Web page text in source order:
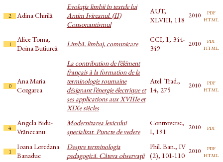
2 Adina Chirilă
Evoluția limbii în textele lui
Antim Ivireanul. (II)
Consonantismul
AUT,
XLVIII, 118 2010 pdf
html
1
Alice Toma,
Doina Butiurcă
Limbă, limbaj, comunicare
CCI, 1, 344-
349
2010 pdf
html
0
Ana Maria
Cozgarea
La contribution de l’élément
français à la formation de la
terminologie roumaine
désignant l’énergie électrique et
ses applications aux XVIIIe et
XIXe siècles
Atel. Trad.,
14, 275
2010 pdf
html
4
Angela Bidu-
Vrănceanu
Modernizarea lexicului
specializat. Puncte de vedere
Controverse,
I, 191
2010 pdf
1
Ioana Loredana
Banaduc
Despre terminologia
pedagogică. Câteva observaţii
Phil. Ban., IV
(2), 101-110 2010 pdf
html